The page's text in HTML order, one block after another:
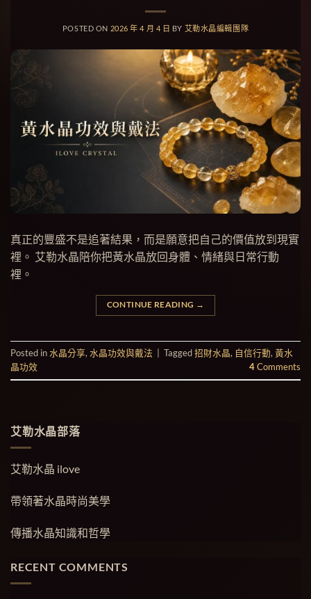
POSTED ON 2026 年 4 月 4 日 BY 艾勒水晶編輯團隊
真正的豐盛不是追著結果，而是願意把自己的價值放到現實
裡。 艾勒水晶陪你把黃水晶放回身體、情緒與日常行動
裡。
CONTINUE READING →
Posted in 水晶分享, 水晶功效與戴法 Tagged招財水晶, 自信行動, 黃水
晶功效
4Comments
艾勒水晶部落
艾勒水晶 ilove
帶領著水晶時尚美學
傳播水晶知識和哲學
RECENT COMMENTS